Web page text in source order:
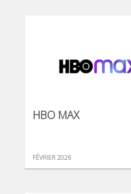
HBO MAX
FÉVRIER 2026